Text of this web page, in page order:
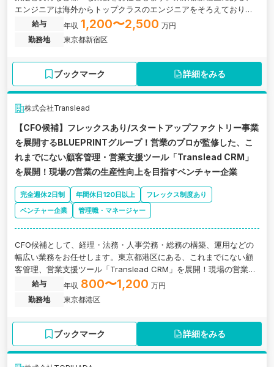
エンジニアは海外からトップクラスのエンジニアをそろえており世
界でも戦闘を走る成長企業の求人です。
給与 年収 1,200〜2,500 万円
勤務地
東京都新宿区
ブックマーク 詳細をみる
株式会社Translead
【CFO候補】フレックスあり/スタートアップファクトリー事業
を展開するBLUEPRINTグループ！営業のプロが監修した、こ
れまでにない顧客管理・営業支援ツール「Translead CRM」
を展開！現場の営業の生産性向上を目指すベンチャー企業
完全週休2日制 年間休日120日以上
フレックス制度あり
ベンチャー企業
管理職・マネージャー
CFO候補として、経理・法務・人事労務・総務の構築、運用などの
幅広い業務をお任せします。東京都港区にある、これまでにない顧
客管理、営業支援ツール「Translead CRM」を展開！現場の営業の
生産性向上を目指すベンチャー企業の求人です。
給与 年収 800〜1,200 万円
勤務地
東京都港区
ブックマーク 詳細をみる